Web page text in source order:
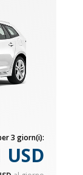
3 giorn(i):
USD